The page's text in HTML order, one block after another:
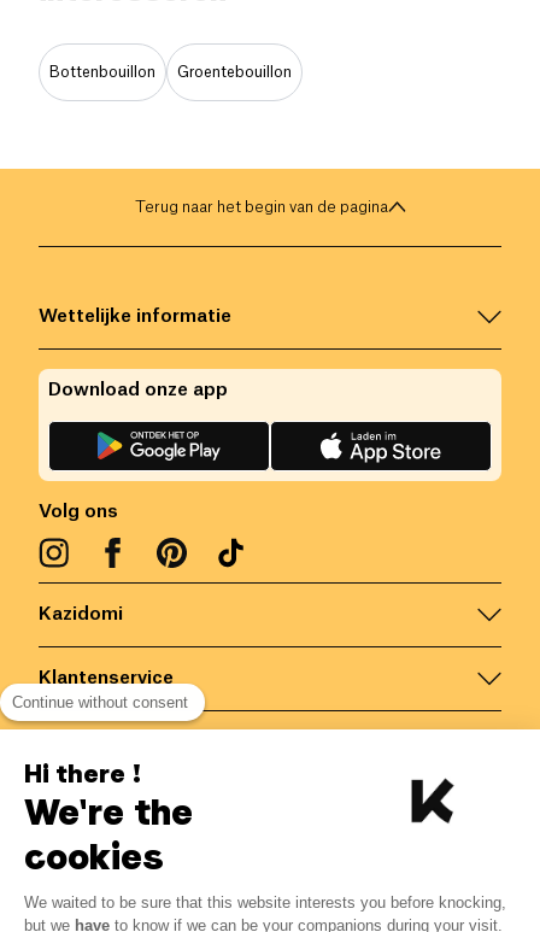
Bottenbouillon Groentebouillon
Terug naar het begin van de pagina
Kazidomi
Klantenservice
Wettelijke informatie
Volg ons
Download onze app
België/NL
Continue without consent
Hi there !
We're the
cookies
We waited to be sure that this website interests you before knocking,
but we have to know if we can be your companions during your visit.